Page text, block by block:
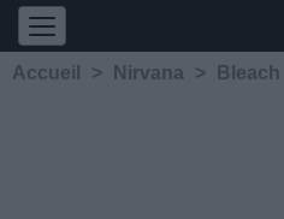
Accueil > Nirvana > Bleach